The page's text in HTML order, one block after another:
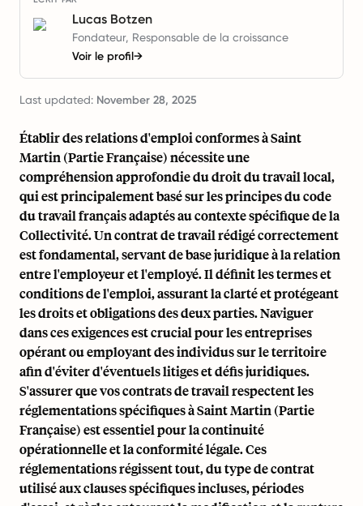
Lucas Botzen
Fondateur, Responsable de la croissance
Voir le profil→
Last updated: November 28, 2025
Établir des relations d'emploi conformes à Saint
Martin (Partie Française) nécessite une
compréhension approfondie du droit du travail local,
qui est principalement basé sur les principes du code
du travail français adaptés au contexte spécifique de la
Collectivité. Un contrat de travail rédigé correctement
est fondamental, servant de base juridique à la relation
entre l'employeur et l'employé. Il définit les termes et
conditions de l'emploi, assurant la clarté et protégeant
les droits et obligations des deux parties. Naviguer
dans ces exigences est crucial pour les entreprises
opérant ou employant des individus sur le territoire
afin d'éviter d'éventuels litiges et défis juridiques.
S'assurer que vos contrats de travail respectent les
réglementations spécifiques à Saint Martin (Partie
Française) est essentiel pour la continuité
opérationnelle et la conformité légale. Ces
réglementations régissent tout, du type de contrat
utilisé aux clauses spécifiques incluses, périodes